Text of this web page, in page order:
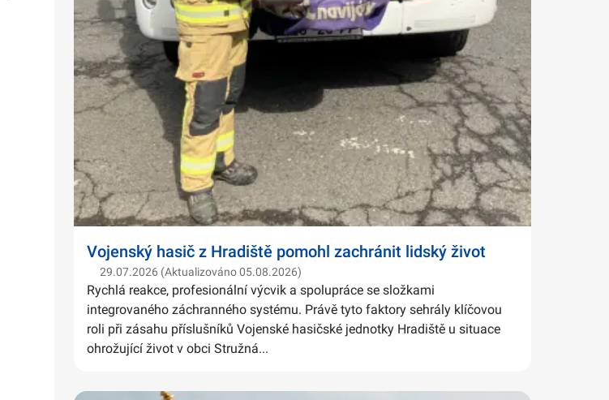
Vojenský hasič z Hradiště pomohl zachránit lidský život
29.07.2026 (Aktualizováno 05.08.2026)
Rychlá reakce, profesionální výcvik a spolupráce se složkami
integrovaného záchranného systému. Právě tyto faktory sehrály klíčovou
roli při zásahu příslušníků Vojenské hasičské jednotky Hradiště u situace
ohrožující život v obci Stružná...